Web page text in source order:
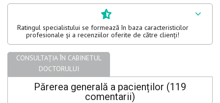
Ratingul specialistului se formează în baza caracteristicilor
profesionale și a recenziilor oferite de către clienți!
CONSULTAȚIA ÎN CABINETUL
DOCTORULUI
Părerea generală a pacienților (119
comentarii)